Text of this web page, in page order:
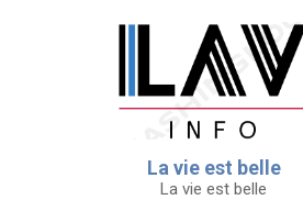
La vie est belle
La vie est belle